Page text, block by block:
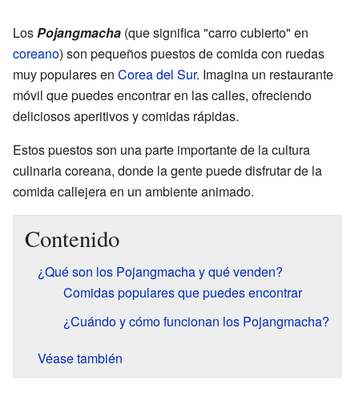
LosPojangmacha (que significa "carro cubierto" en
coreano) son pequeños puestos de comida con ruedas
muy populares en Corea del Sur. Imagina un restaurante
móvil que puedes encontrar en las calles, ofreciendo
deliciosos aperitivos y comidas rápidas.
Estos puestos son una parte importante de la cultura
culinaria coreana, donde la gente puede disfrutar de la
comida callejera en un ambiente animado.
Contenido
¿Qué son los Pojangmacha y qué venden?
Comidas populares que puedes encontrar
¿Cuándo y cómo funcionan los Pojangmacha?
Véase también